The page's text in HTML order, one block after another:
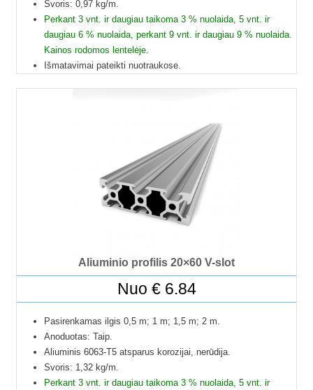
Svoris: 0,97 kg/m.
Perkant 3 vnt. ir daugiau taikoma 3 % nuolaida, 5 vnt. ir
daugiau 6 % nuolaida, perkant 9 vnt. ir daugiau 9 % nuolaida.
Kainos rodomos lentelėje.
Išmatavimai pateikti nuotraukose.
Profilių Ilgis gali būti su 1 mm paklaida.
Dėl klausimų ir užsakymų kitokių ilgių profilių galite kreiptis
Kad matytumėte kainą pasirinkite ilgį.
Aliuminio profilis 20×60 V-slot
Nuo €6.84
Pasirenkamas ilgis 0,5 m; 1 m; 1,5 m; 2 m.
Anoduotas: Taip.
Aliuminis 6063-T5 atsparus korozijai, nerūdija.
Svoris: 1,32 kg/m.
Perkant 3 vnt. ir daugiau taikoma 3 % nuolaida, 5 vnt. ir